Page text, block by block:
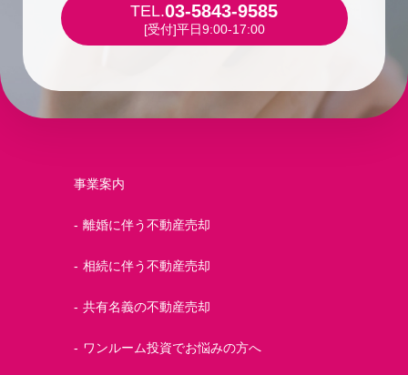
TEL.03-5843-9585
[受付]平日9:00-17:00
事業案内
離婚に伴う不動産売却
相続に伴う不動産売却
共有名義の不動産売却
ワンルーム投資でお悩みの方へ